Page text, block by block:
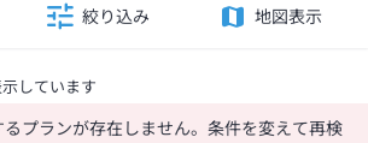
しています
絞り込み 地図表示
プランが存在しません。条件を変えて再検